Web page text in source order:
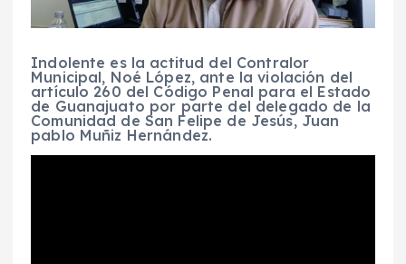
Indolente es la actitud del Contralor
Municipal, Noé López, ante la violación del
artículo 260 del Código Penal para el Estado
de Guanajuato por parte del delegado de la
Comunidad de San Felipe de Jesús, Juan
pablo Muñiz Hernández.